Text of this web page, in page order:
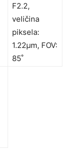
F2.2,
veličina
piksela:
1.22μm, FOV:
85˚